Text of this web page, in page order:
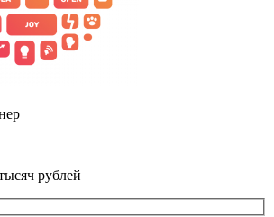
рублей